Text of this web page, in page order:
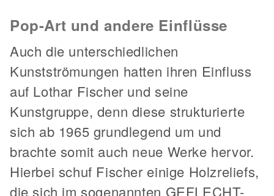
Pop-Art und andere Einflüsse
Auch die unterschiedlichen
Kunstströmungen hatten ihren Einfluss
auf Lothar Fischer und seine
Kunstgruppe, denn diese strukturierte
sich ab 1965 grundlegend um und
brachte somit auch neue Werke hervor.
Hierbei schuf Fischer einige Holzreliefs,
die sich im sogenannten GEFLECHT-